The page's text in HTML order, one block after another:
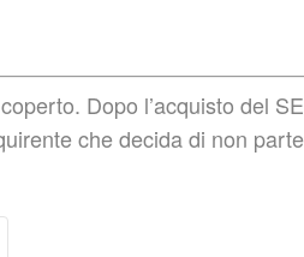
Dopo l’acquisto del
che decida di non